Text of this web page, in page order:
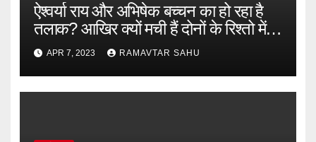
ऐश्वर्या राय और अभिषेक बच्चन का हो रहा है
तलाक? आखिर क्यों मची हैं दोनों के रिश्तो में
उथल-पुथल
APR 7, 2023 RAMAVTAR SAHU